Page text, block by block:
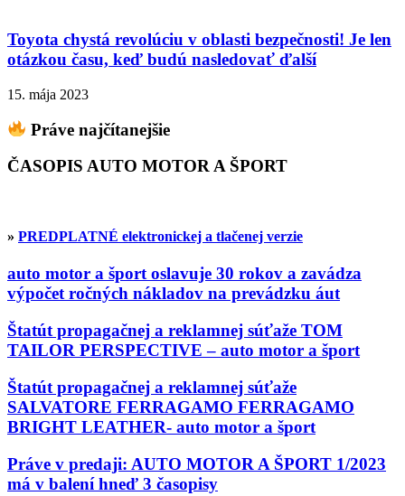
Toyota chystá revolúciu v oblasti bezpečnosti! Je len
otázkou času, keď budú nasledovať ďalší
15. mája 2023
Práve najčítanejšie
ČASOPIS AUTO MOTOR A ŠPORT
» PREDPLATNÉ elektronickej a tlačenej verzie
auto motor a šport oslavuje 30 rokov a zavádza
výpočet ročných nákladov na prevádzku áut
Štatút propagačnej a reklamnej súťaže TOM
TAILOR PERSPECTIVE – auto motor a šport
Štatút propagačnej a reklamnej súťaže
SALVATORE FERRAGAMO FERRAGAMO
BRIGHT LEATHER- auto motor a šport
Práve v predaji: AUTO MOTOR A ŠPORT 1/2023
má v balení hneď 3 časopisy